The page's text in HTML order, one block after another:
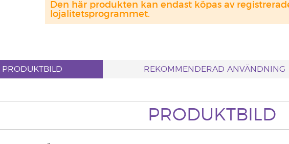
Den här produkten kan endast köpas av
lojalitetsprogrammet.
PRODUKTBILD REKOMMENDERAD ANVÄNDNING
PRODUKTBILD